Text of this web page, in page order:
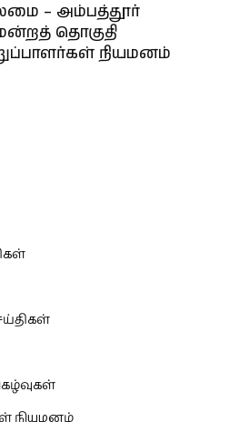
– அம்பத்தூர்
தொகுதி
நியமனம்